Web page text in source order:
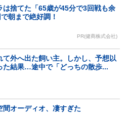
は捨てた「65歳が45分で3回戦も余
朝まで絶好調！
PR(健商株式会社)
て外へ出た飼い主。しかし、予想以
た結果…途中で「どっちの散歩...
間オーディオ、凄すぎた